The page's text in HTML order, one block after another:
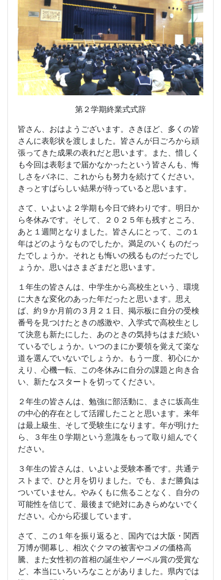
第２学期終業式式辞
皆さん、おはようございます。さきほど、多くの皆
さんに表彰状を渡しました。皆さんが日ごろから頑
張ってきた成果の表れだと思います。また、惜しく
も今回は表彰まで届かなかったという皆さんも、悔
しさをバネに、これからも努力を続けてください。
きっとすばらしい結果が待っていると思います。
さて、いよいよ２学期も今日で終わりです。明日か
ら冬休みです。そして、２０２５年も残すところ、
あと１週間となりました。皆さんにとって、この１
年はどのようなものでしたか。満足のいくものだっ
たでしょうか。それとも悔いの残るものだったでし
ょうか。思いはさまざまだと思います。
１年生の皆さんは、中学生から高校生という、環境
に大きな変化のあった年だったと思います。思え
ば、約９か月前の３月２１日、掲示板に自分の受検
番号を見つけたときの感激や、入学式で高校生とし
て決意も新たにした、あのときの気持ちはまだ続い
ているでしょうか。いつのまにか要領を覚えて楽な
道を選んでいないでしょうか。もう一度、初心にか
えり、心機一転、この冬休みに自分の課題と向き合
い、新たなスタートを切ってください。
２年生の皆さんは、勉強に部活動に、まさに坂高生
の中心的存在として活躍したことと思います。来年
は最上級生、そして受験生になります。年が明けた
ら、３年生０学期という意識をもって取り組んでく
ださい。
３年生の皆さんは、いよいよ受験本番です。共通テ
ストまで、ひと月を切りました。でも、まだ勝負は
ついていません。やみくもに焦ることなく、自分の
可能性を信じて、最後まで絶対にあきらめないでく
ださい。心から応援しています。
さて、この１年を振り返ると、国内では大阪・関西
万博が開幕し、相次ぐクマの被害やコメの価格高
騰、また女性初の首相の誕生やノーベル賞の受賞な
ど、本当にいろいろなことがありました。県内では